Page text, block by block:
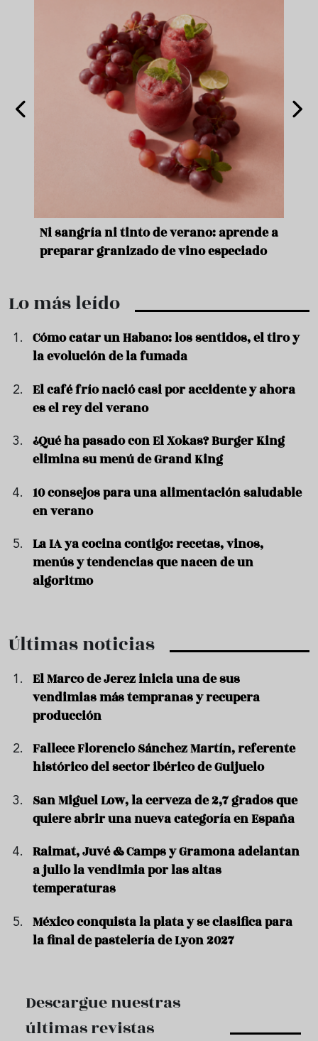
Ni sangría ni tinto de verano: aprende a
preparar granizado de vino especiado
Lo más leído
Cómo catar un Habano: los sentidos, el tiro y
la evolución de la fumada
El café frío nació casi por accidente y ahora
es el rey del verano
¿Qué ha pasado con El Xokas? Burger King
elimina su menú de Grand King
10 consejos para una alimentación saludable
en verano
La IA ya cocina contigo: recetas, vinos,
menús y tendencias que nacen de un
algoritmo
Últimas noticias
El Marco de Jerez inicia una de sus
vendimias más tempranas y recupera
producción
Fallece Florencio Sánchez Martín, referente
histórico del sector ibérico de Guijuelo
San Miguel Low, la cerveza de 2,7 grados que
quiere abrir una nueva categoría en España
Raimat, Juvé & Camps y Gramona adelantan
a julio la vendimia por las altas
temperaturas
México conquista la plata y se clasifica para
la final de pastelería de Lyon 2027
Descargue nuestras
últimas revistas